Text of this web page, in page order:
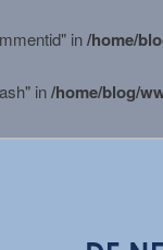
in/home/
in/home/blog/
BLOG